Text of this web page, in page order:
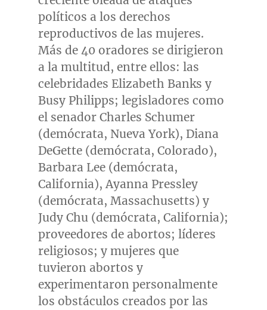
políticos a los derechos
reproductivos de las mujeres.
Más de 40 oradores se dirigieron
a la multitud, entre ellos: las
celebridades Elizabeth Banks y
Busy Philipps; legisladores como
el senador Charles Schumer
(demócrata, Nueva York), Diana
DeGette(demócrata, Colorado),
Barbara Lee(demócrata,
California),Ayanna Pressley
(demócrata, Massachusetts) y
Judy Chu(demócrata, California);
proveedores de abortos; líderes
religiosos; y mujeres que
tuvieron abortos y
experimentaron personalmente
los obstáculos creados por las